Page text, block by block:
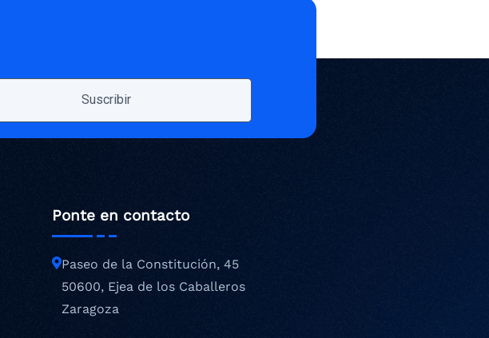
Ponte en contacto
Paseo de la Constitución, 45
50600, Ejea de los Caballeros
Zaragoza